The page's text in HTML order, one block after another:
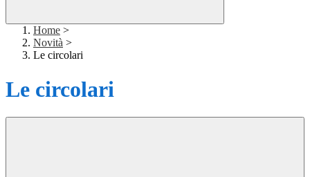
Home >
Novità >
Le circolari
Le circolari